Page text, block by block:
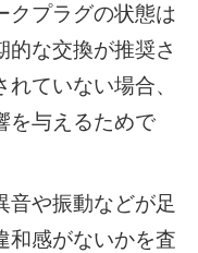
クプラグの状態は
的な交換が推奨さ
ていない場合、
を与えるためで
音や振動などが足
和感がないかを査